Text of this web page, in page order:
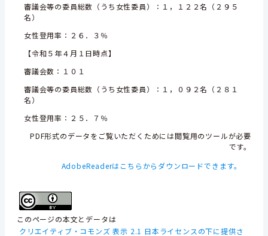
審議会等の委員総数（うち女性委員）：１，１２２名（２９５
名）
女性登用率：２６．３％
【令和５年４月１日時点】
審議会数：１０１
審議会等の委員総数（うち女性委員）：１，０９２名（２８１
名）
女性登用率：２５．７％
PDF形式のデータをご覧いただくためには閲覧用のツールが必要
です。
AdobeReaderはこちらからダウンロードできます。
このページの本文とデータは
クリエイティブ・コモンズ 表示 2.1 日本ライセンスの下に提供さ